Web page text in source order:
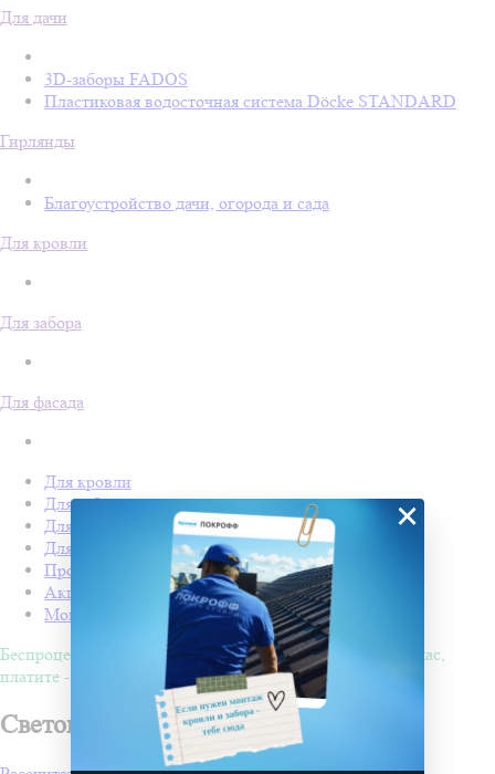
Для дачи
3D-заборы FADOS
Пластиковая водосточная система Döcke STANDARD
Гирлянды
Благоустройство дачи, огорода и сада
Для кровли
Для забора
Для фасада
Для кровли
Для забора
Для фасада
Для дачи
Производство Покрофф
Акции
Монтаж
Беспроцентная рассрочка на 4 месяца. Покупайте - сейчас,
платите - потом!
Световые фигуры в Пензе
×